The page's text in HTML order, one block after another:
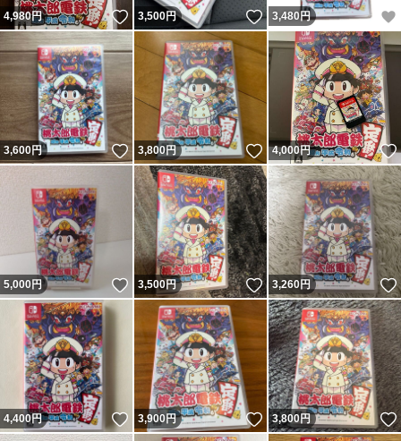
4,980円 いいね！
3,500円 いいね！
3,480円
3,600円 いいね！
3,800円 いいね！
4,000円
5,000円 いいね！
3,500円 いいね！
3,260円
4,400円 いいね！
3,900円 いいね！
3,800円